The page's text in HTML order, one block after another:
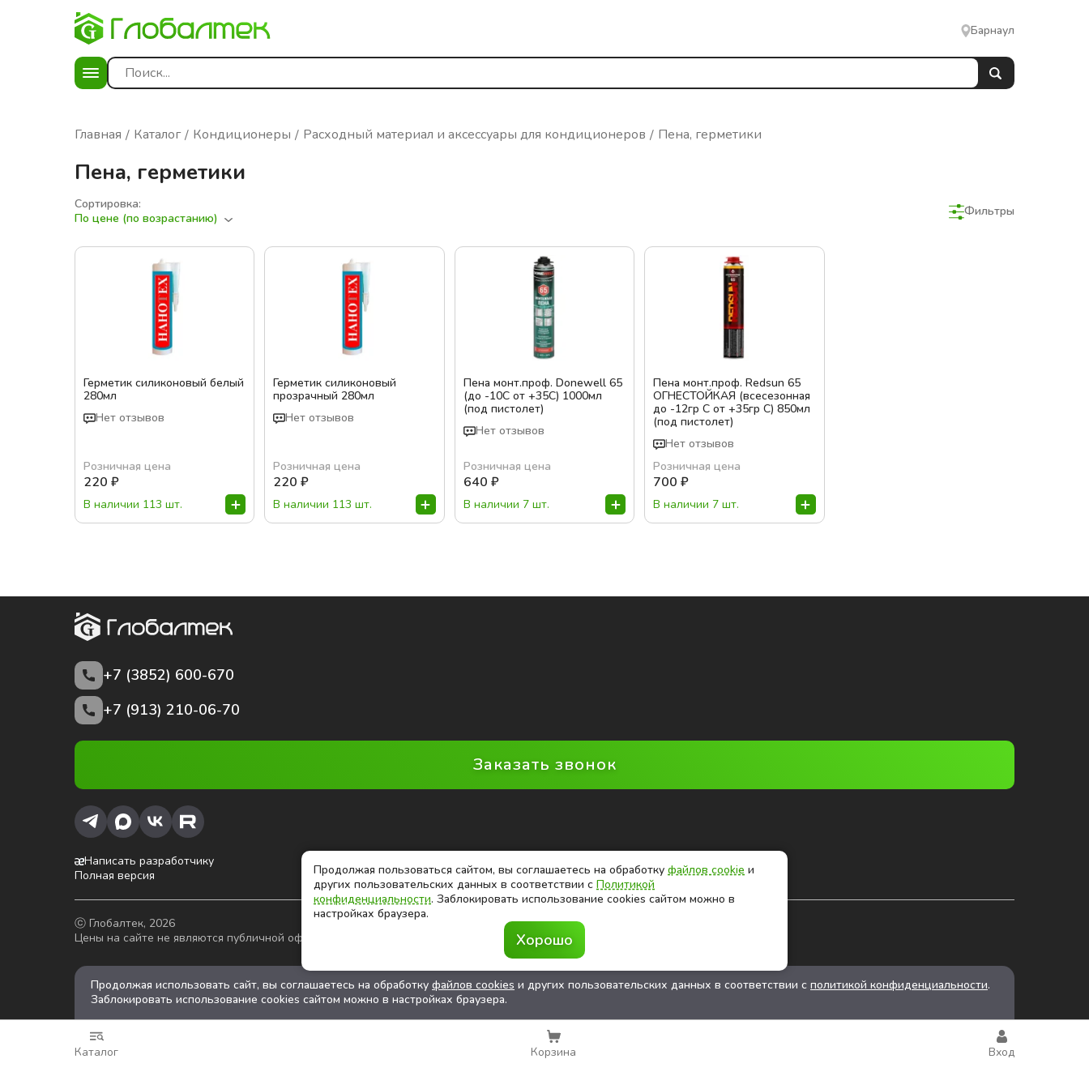
Барнаул
Главная Каталог Кондиционеры Расходный материал и аксессуары для кондиционеров Пена, герметики
Пена, герметики
Сортировка:
По цене (по возрастанию)
Фильтры
Герметик силиконовый белый
280мл
Нет отзывов
Розничная цена
220 ₽
В наличии 113 шт.
Герметик силиконовый
прозрачный 280мл
Нет отзывов
Розничная цена
220 ₽
В наличии 113 шт.
Пена монт.проф. Donewell 65
(до -10С от +35С) 1000мл
(под пистолет)
Нет отзывов
Розничная цена
640 ₽
В наличии 7 шт.
Пена монт.проф. Redsun 65
ОГНЕСТОЙКАЯ (всесезонная
до -12гр С от +35гр С) 850мл
(под пистолет)
Нет отзывов
Розничная цена
700 ₽
В наличии 7 шт.
+7 (3852) 600-670
+7 (913) 210-06-70
Заказать звонок
Написать разработчику
Полная версия
ⓒ Глобалтек, 2026
Цены на сайте не являются публичной офертой
Продолжая использовать сайт, вы соглашаетесь на обработку файлов cookies и других пользовательских данных в соответствии с политикой конфиденциальности.
Заблокировать использование cookies сайтом можно в настройках браузера.
Каталог Корзина Вход
Продолжая пользоваться сайтом, вы соглашаетесь на обработку файлов cookie и
других пользовательских данных в соответствии с Политикой
конфиденциальности. Заблокировать использование cookies сайтом можно в
настройках браузера.
Хорошо